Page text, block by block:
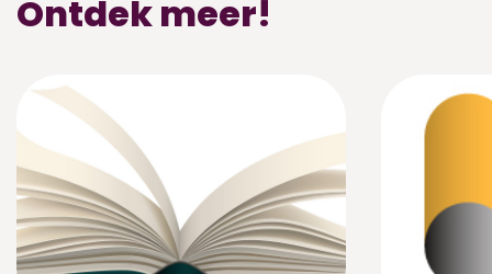
Ontdek meer!